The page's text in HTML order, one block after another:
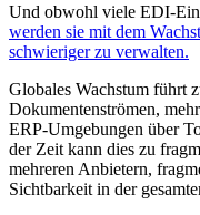
Und obwohl viele EDI-
werden sie mit dem
schwieriger zu verwalten.
Globales Wachstum führt
Dokumentenströmen,
ERP-Umgebungen über
der Zeit kann dies zu
mehreren Anbietern,
Sichtbarkeit in der